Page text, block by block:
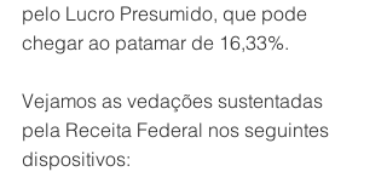
pelo Lucro Presumido, que pode
chegar ao patamar de 16,33%.
Vejamos as vedações sustentadas
pela Receita Federal nos seguintes
dispositivos: